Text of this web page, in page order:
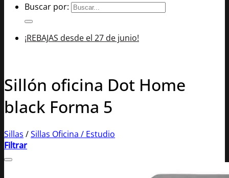
Buscar por:
¡REBAJAS desde el 27 de junio!
Sillón oficina Dot Home
black Forma 5
Sillas /Sillas Oficina / Estudio
Filtrar